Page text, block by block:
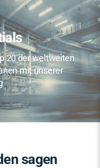
20 der weltweiten
mit unserer
sagen